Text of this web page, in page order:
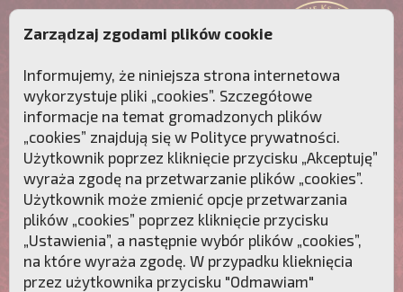
Przebudźmy sumienia Polaków!
Zarządzaj zgodami plików cookie
Informujemy, że niniejsza strona internetowa
wykorzystuje pliki „cookies”. Szczegółowe
informacje na temat gromadzonych plików
„cookies” znajdują się w Polityce prywatności.
Użytkownik poprzez kliknięcie przycisku „Akceptuję”
wyraża zgodę na przetwarzanie plików „cookies”.
Użytkownik może zmienić opcje przetwarzania
plików „cookies” poprzez kliknięcie przycisku
„Ustawienia”, a następnie wybór plików „cookies”,
na które wyraża zgodę. W przypadku klieknięcia
przez użytkownika przycisku "Odmawiam"